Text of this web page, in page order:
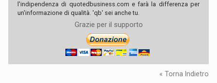
l'indipendenza di quotedbusiness.com e farà la differenza per
un'informazione di qualità. 'qb' sei anche tu.
Grazie per il supporto
« Torna Indietro